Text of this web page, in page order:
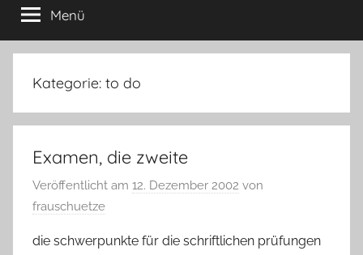
Menü
Kategorie: to do
Examen, die zweite
Veröffentlicht am 12. Dezember 2002 von
frauschuetze
die schwerpunkte für die schriftlichen prüfungen